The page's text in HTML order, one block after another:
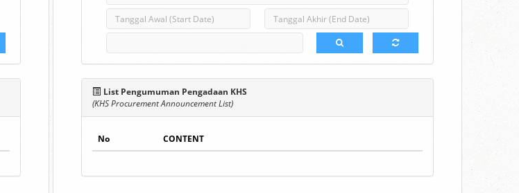
List Pengumuman Pengadaan KHS
(KHS Procurement Announcement List)
No CONTENT